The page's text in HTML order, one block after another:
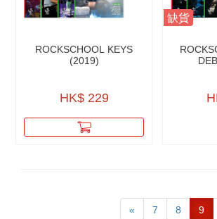
ROCKSCHOOL KEYS
(2019)
HK$ 229
缺貨
« 7 8 9